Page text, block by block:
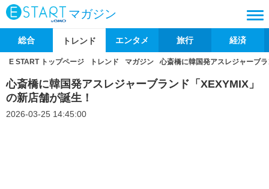
マガジン
総合 トレンド エンタメ 旅行 経済
E START トップページ トレンド マガジン 心斎橋に韓国発アスレジャーブ
心斎橋に韓国発アスレジャーブランド「XEXYMIX」
の新店舗が誕生！
2026-03-25 14:45:00